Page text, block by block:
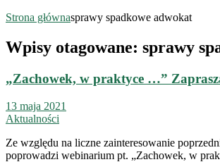
Strona głównasprawy spadkowe adwokat
Wpisy otagowane: sprawy
„Zachowek, w praktyce …”
13 maja 2021
Aktualności
Ze względu na liczne zainteresowanie
poprowadzi webinarium pt. „Zachowek, w